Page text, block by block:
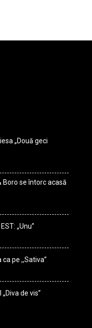
„Două geci
Boro se întorc acasă
„Unu”
pe ,,Sativa”
de vis”